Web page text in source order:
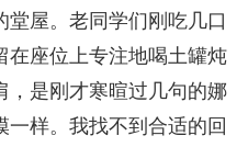
堂屋。老同学们刚吃几口
在座位上专注地喝土罐炖
，是刚才寒暄过几句的娜
样。我找不到合适的回